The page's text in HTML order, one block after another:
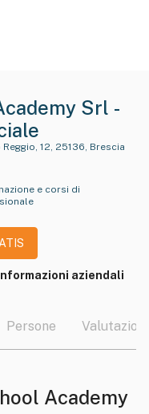
Srl -
e corsi di
aziendali
Persone Valutazioni
Academy